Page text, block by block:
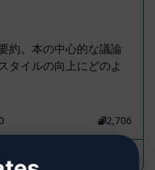
約。本の中心的な議論
タイルの向上にどのよ
0 2,706